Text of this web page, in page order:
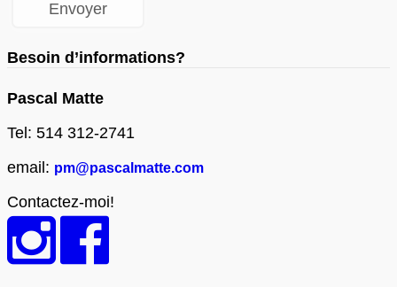
Besoin d’informations?
Pascal Matte
Tel: 514 312-2741
email: pm@pascalmatte.com
Contactez-moi!